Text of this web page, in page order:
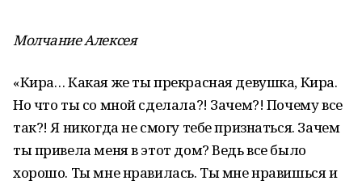
Молчание Алексея
«Кира… Какая же ты прекрасная девушка, Кира.
Но что ты со мной сделала?! Зачем?! Почему все
так?! Я никогда не смогу тебе признаться. Зачем
ты привела меня в этот дом? Ведь все было
хорошо. Ты мне нравилась. Ты мне нравишься и